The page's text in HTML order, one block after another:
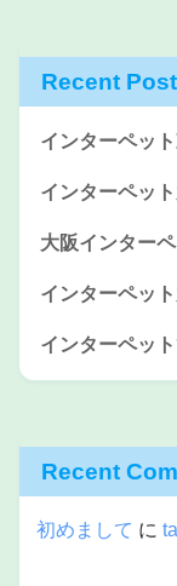
Recent
インターペッ
インターペッ
大阪インター
インターペッ
インターペッ
Recent
初めまして に